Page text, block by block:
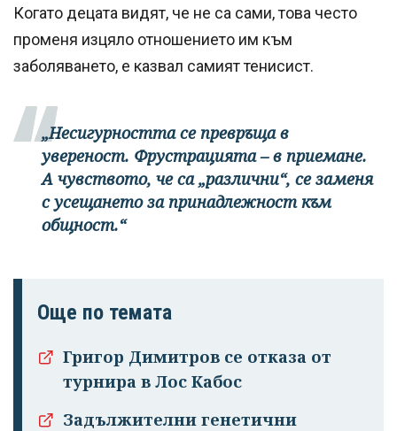
Когато децата видят, че не са сами, това често
променя изцяло отношението им към
заболяването, е казвал самият тенисист.
„Несигурността се превръща в
увереност. Фрустрацията – в приемане.
А чувството, че са „различни“, се заменя
с усещането за принадлежност към
общност.“
Още по темата
Григор Димитров се отказа от
турнира в Лос Кабос
Задължителни генетични